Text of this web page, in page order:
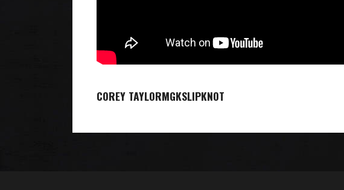
COREY TAYLORMGKSLIPKNOT